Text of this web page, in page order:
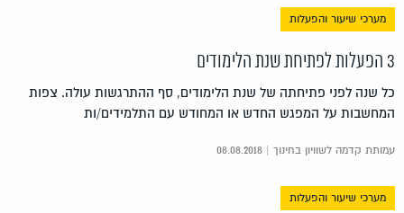
מערכי שיעור והפעלות
3 הפעלות לפתיחת שנת הלימודים
כל שנה לפני פתיחתה של שנת הלימודים, סף ההתרגשות עולה. צפות
המחשבות על המפגש החדש או המחודש עם התלמידים/ות
עמותת קדמה לשוויון בחינוך | 08.08.2018
מערכי שיעור והפעלות